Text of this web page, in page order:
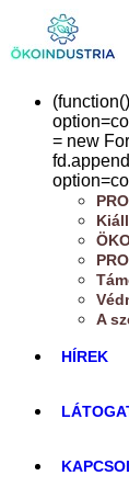
= new
A
HÍREK